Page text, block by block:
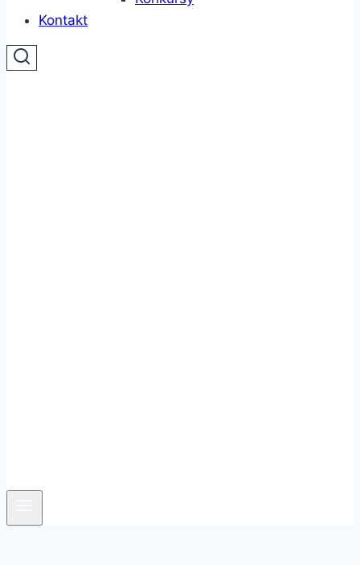
Kontakt